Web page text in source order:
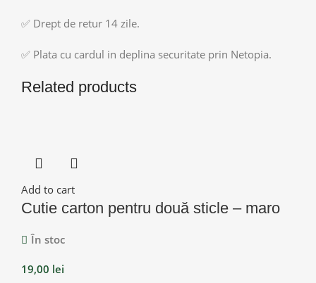
✅ Drept de retur 14 zile.
✅ Plata cu cardul in deplina securitate prin Netopia.
Related products
Add to cart
Cutie carton pentru două sticle – maro
În stoc
19,00 lei